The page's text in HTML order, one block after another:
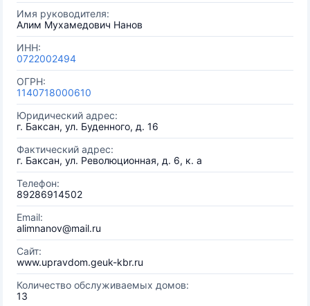
Имя руководителя:
Алим Мухамедович Нанов
ИНН:
0722002494
ОГРН:
1140718000610
Юридический адрес:
г. Баксан, ул. Буденного, д. 16
Фактический адрес:
г. Баксан, ул. Революционная, д. 6, к. а
Телефон:
89286914502
Email:
alimnanov@mail.ru
Сайт:
www.upravdom.geuk-kbr.ru
Количество обслуживаемых домов:
13